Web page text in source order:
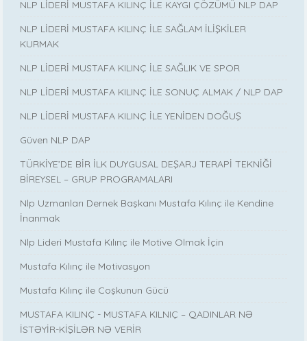
NLP LİDERİ MUSTAFA KILINÇ İLE KAYGI ÇÖZÜMÜ NLP DAP
NLP LİDERİ MUSTAFA KILINÇ İLE SAĞLAM İLİŞKİLER
KURMAK
NLP LİDERİ MUSTAFA KILINÇ İLE SAĞLIK VE SPOR
NLP LİDERİ MUSTAFA KILINÇ İLE SONUÇ ALMAK / NLP DAP
NLP LİDERİ MUSTAFA KILINÇ İLE YENİDEN DOĞUŞ
Güven NLP DAP
TÜRKİYE’DE BİR İLK DUYGUSAL DEŞARJ TERAPİ TEKNİĞİ
BİREYSEL – GRUP PROGRAMALARI
Nlp Uzmanları Dernek Başkanı Mustafa Kılınç ile Kendine
İnanmak
Nlp Lideri Mustafa Kılınç ile Motive Olmak İçin
Mustafa Kılınç ile Motivasyon
Mustafa Kılınç ile Coşkunun Gücü
MUSTAFA KILINÇ - MUSTAFA KILNIÇ – QADINLAR NƏ
İSTƏYİR-KİŞİLƏR NƏ VERİR